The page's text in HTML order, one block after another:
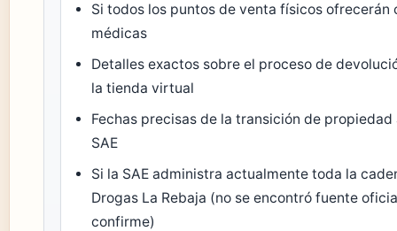
Si todos los puntos de venta físicos ofrecerán
médicas
Detalles exactos sobre el proceso de
la tienda virtual
Fechas precisas de la transición de propiedad
SAE
Si la SAE administra actualmente toda la
Drogas La Rebaja (no se encontró fuente
confirme)